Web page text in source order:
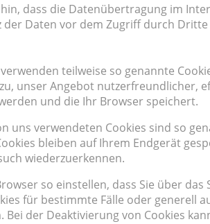
dass die Datenübertragung im
der Daten vor dem Zugriff durch
teilweise so genannte
unser Angebot nutzerfreundlicher,
und die Ihr Browser speichert.
uns verwendeten Cookies sind so
bleiben auf Ihrem Endgerät
wiederzuerkennen.
so einstellen, dass Sie über
für bestimmte Fälle oder generell
Bei der Deaktivierung von Cookies